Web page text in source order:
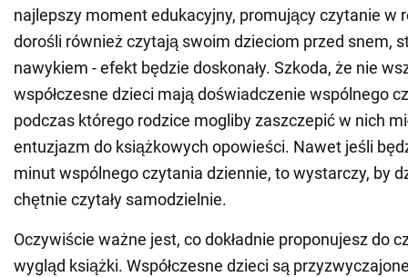
najlepszy moment edukacyjny, promujący czytanie w
dorośli również czytają swoim dzieciom przed snem,
nawykiem - efekt będzie doskonały. Szkoda, że nie
współczesne dzieci mają doświadczenie wspólnego
podczas którego rodzice mogliby zaszczepić w nich
entuzjazm do książkowych opowieści. Nawet jeśli
minut wspólnego czytania dziennie, to wystarczy, by
chętnie czytały samodzielnie.
Oczywiście ważne jest, co dokładnie proponujesz do
wygląd książki. Współczesne dzieci są